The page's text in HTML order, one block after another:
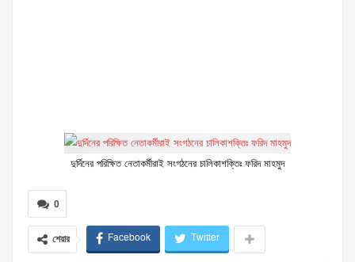
দুর্দিনের পরিক্ষিত নেতাকর্মীরাই সংগঠনের চালিকাশক্তিঃ ফরিদ মাহমুদ
0
শেয়ার Facebook Twitter